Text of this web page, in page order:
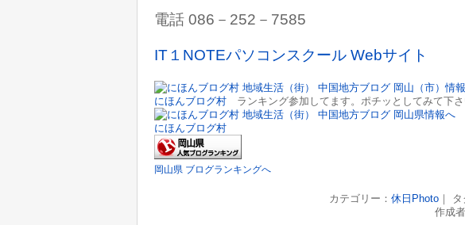
電話 086－252－7585
IT１NOTEパソコンスクール Webサイト
にほんブログ村 ランキング参加してます。ポチッとしてみて下さ
にほんブログ村
岡山県 ブログランキングへ
カテゴリー： 休日Photo｜ タ
作成